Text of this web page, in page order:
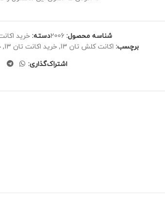
شناسه محصول: 2006دسته: خرید
برچسب: اکانت کلش تان 13 , خرید اکانت تان 13 ,
اشتراک‌گذاری: